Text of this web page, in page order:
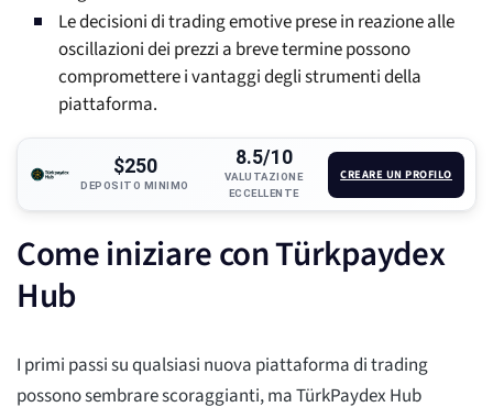
Le decisioni di trading emotive prese in reazione alle
oscillazioni dei prezzi a breve termine possono
compromettere i vantaggi degli strumenti della
piattaforma.
$250
DEPOSITO MINIMO
8.5/10
VALUTAZIONE
ECCELLENTE
CREARE UN PROFILO
Come iniziare con Türkpaydex
Hub
I primi passi su qualsiasi nuova piattaforma di trading
possono sembrare scoraggianti, ma TürkPaydex Hub